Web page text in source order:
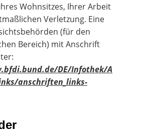
Wohnsitzes, Ihrer Arbeit
Verletzung. Eine
(für den
Bereich) mit Anschrift
DE/Infothek/A
anschriften_links-